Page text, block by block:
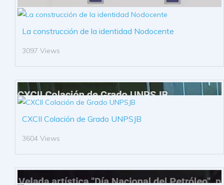
La construcción de la identidad Nodocente
3097 Views
CXCII Colación de Grado UNPSJB
3604 Views